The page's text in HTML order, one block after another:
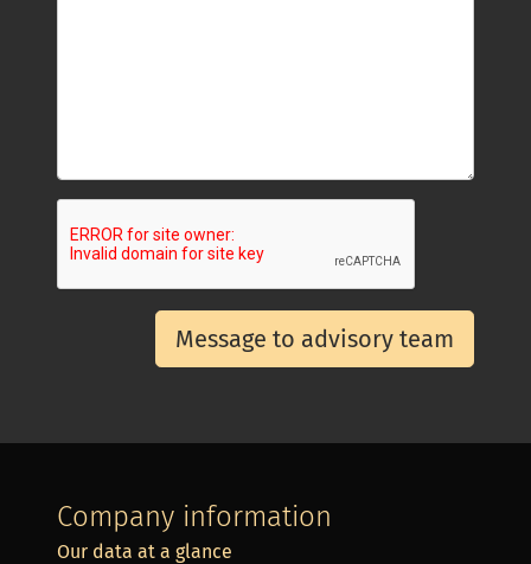
Message to advisory team
Company information
Our data at a glance